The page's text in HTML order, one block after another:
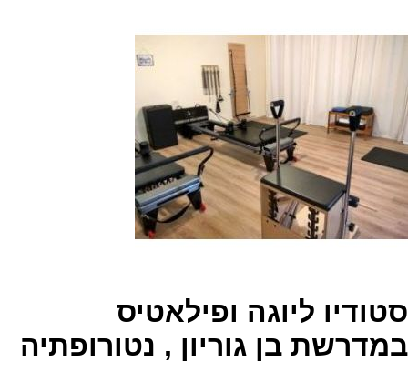
סטודיו ליוגה ופילאטיס
במדרשת בן גוריון , נטורופתיה